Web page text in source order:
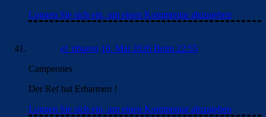
Loggen Sie sich ein, um einen Kommentar abzugeben
el_tiburon 10. Mai 2026 Beim 22:55
Campeones
Der Ref hat Erbarmen !
Loggen Sie sich ein, um einen Kommentar abzugeben